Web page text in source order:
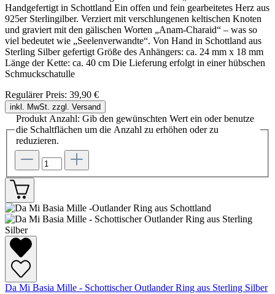
Handgefertigt in Schottland Ein offen und fein gearbeitetes Herz aus
925er Sterlingilber. Verziert mit verschlungenen keltischen Knoten
und graviert mit den gälischen Worten „Anam-Charaid“ – was so
viel bedeutet wie „Seelenverwandte“. Von Hand in Schottland aus
Sterling Silber gefertigt Größe des Anhängers: ca. 24 mm x 18 mm
Länge der Kette: ca. 40 cm Die Lieferung erfolgt in einer hübschen
Schmuckschatulle
Regulärer Preis: 39,90 €
inkl. MwSt. zzgl. Versand
Produkt Anzahl: Gib den gewünschten Wert ein oder benutze
die Schaltflächen um die Anzahl zu erhöhen oder zu
reduzieren.
Da Mi Basia Mille - Schottischer Outlander Ring aus Sterling Silber